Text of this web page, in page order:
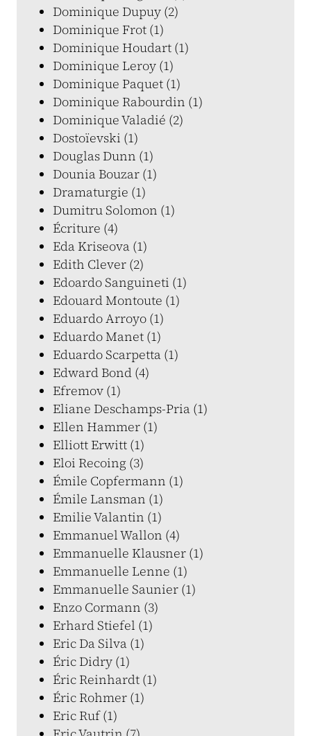
Dominique Dupuy (2)
Dominique Frot (1)
Dominique Houdart (1)
Dominique Leroy (1)
Dominique Paquet (1)
Dominique Rabourdin (1)
Dominique Valadié (2)
Dostoïevski (1)
Douglas Dunn (1)
Dounia Bouzar (1)
Dramaturgie (1)
Dumitru Solomon (1)
Écriture (4)
Eda Kriseova (1)
Edith Clever (2)
Edoardo Sanguineti (1)
Edouard Montoute (1)
Eduardo Arroyo (1)
Eduardo Manet (1)
Eduardo Scarpetta (1)
Edward Bond (4)
Efremov (1)
Eliane Deschamps-Pria (1)
Ellen Hammer (1)
Elliott Erwitt (1)
Eloi Recoing (3)
Émile Copfermann (1)
Émile Lansman (1)
Emilie Valantin (1)
Emmanuel Wallon (4)
Emmanuelle Klausner (1)
Emmanuelle Lenne (1)
Emmanuelle Saunier (1)
Enzo Cormann (3)
Erhard Stiefel (1)
Eric Da Silva (1)
Éric Didry (1)
Éric Reinhardt (1)
Éric Rohmer (1)
Eric Ruf (1)